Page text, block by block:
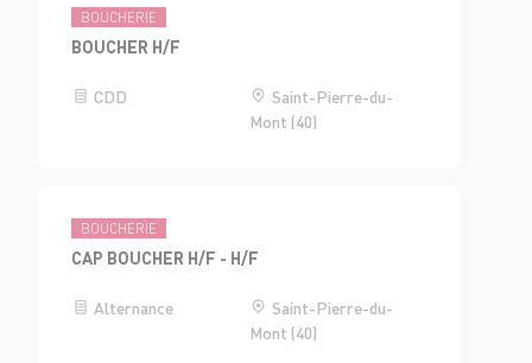
BOUCHERIE
BOUCHER H/F
CDD
Saint-Pierre-du-
Mont (40)
BOUCHERIE
CAP BOUCHER H/F - H/F
Alternance
Saint-Pierre-du-
Mont (40)